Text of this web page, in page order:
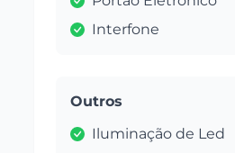
Interfone
Outros
Iluminação de Led